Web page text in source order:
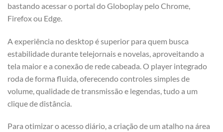
bastando acessar o portal do Globoplay pelo Chrome,
Firefox ou Edge.
A experiência no desktop é superior para quem busca
estabilidade durante telejornais e novelas, aproveitando a
tela maior e a conexão de rede cabeada. O player integrado
roda de forma fluida, oferecendo controles simples de
volume, qualidade de transmissão e legendas, tudo a um
clique de distância.
Para otimizar o acesso diário, a criação de um atalho na área